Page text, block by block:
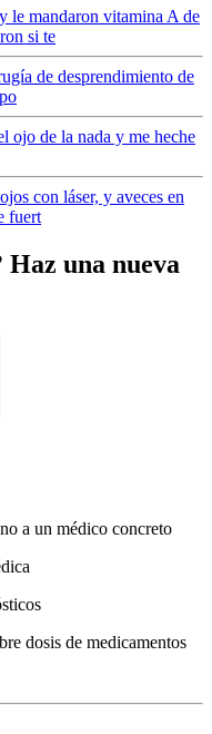
le mandaron vitamina A de
si te
de desprendimiento de
ojo de la nada y me heche
con láser, y aveces en
fuert
Haz una nueva
a un médico concreto
dosis de medicamentos